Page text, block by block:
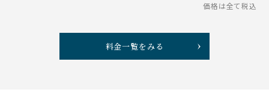
料金一覧をみる